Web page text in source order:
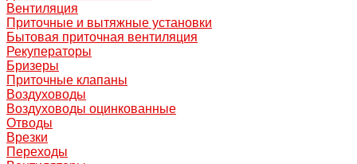
Вентиляция
Приточные и вытяжные установки
Бытовая приточная вентиляция
Рекуператоры
Бризеры
Приточные клапаны
Воздуховоды
Воздуховоды оцинкованные
Отводы
Врезки
Переходы